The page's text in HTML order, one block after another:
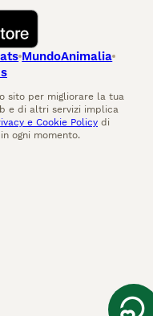
MundoAnimalia
sito per migliorare la tua
e di altri servizi implica
e Cookie Policy di
in ogni momento.